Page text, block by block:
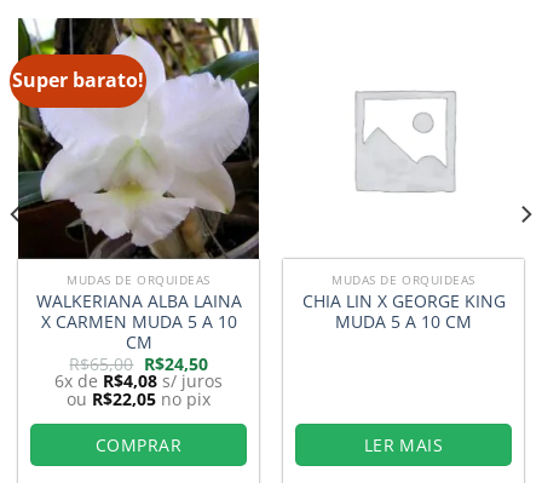
Super barato!
MUDAS DE ORQUIDEAS
WALKERIANA ALBA LAINA
X CARMEN MUDA 5 A 10
CM
R$65,00 O
preço
original
era:
R$65,00.
R$24,50O
preço
atual
é:
R$24,50.
6x de R$4,08 s/ juros
ou R$22,05 no pix
COMPRAR
MUDAS DE ORQUIDEAS
CHIA LIN X GEORGE KING
MUDA 5 A 10 CM
LER MAIS